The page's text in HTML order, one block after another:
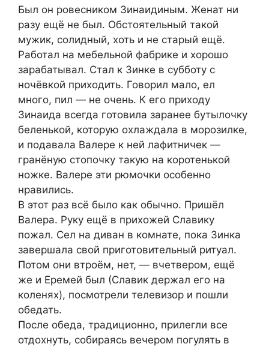
Был он ровесником Зинаидиным. Женат ни
разу ещё не был. Обстоятельный такой
мужик, солидный, хоть и не стaрый ещё.
Работал на мебельной фабрике и хорошо
зарабатывал. Стал к Зинке в субботу с
ночёвкой приходить. Говорил мало, ел
много, пил — не очень. К его приходу
Зинаида всегда готовила заранее бутылочку
беленькой, которую охлаждала в морозилке,
и подавала Валере к ней лафитничек —
гранёную стопочку такую на коротенькой
ножке. Валере эти рюмочки особенно
нравились.
В этот раз всё было как обычно. Пришёл
Валера. Руку ещё в прихожей Славику
пожал. Сел на диван в комнате, пока Зинка
завершала свой приготовительный ритуал.
Потом они втроём, нет, — вчетвером, ещё
же и Еремей был (Славик держал его на
коленях), посмотрели телевизор и пошли
обедать.
После обеда, традиционно, прилегли все
отдохнуть, собираясь вечером погулять в